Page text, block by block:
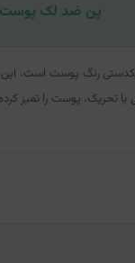
پن ضد لک پوست
پوست را تمیز